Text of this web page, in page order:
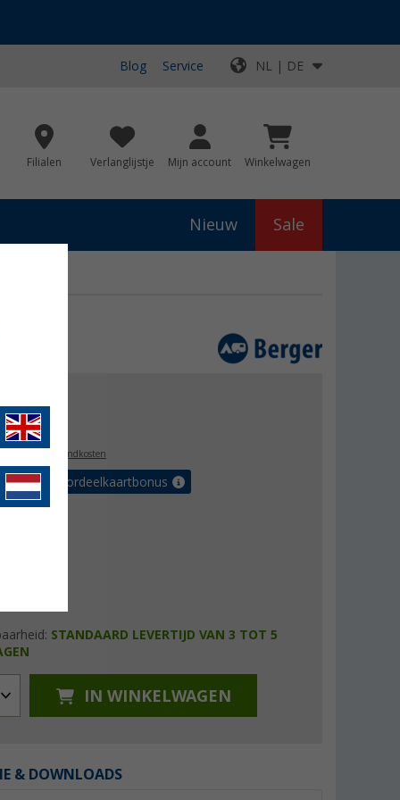
Blog Service NL | DE
Filialen Verlanglijstje Mijn account Winkelwagen
Nieuw Sale
plus verzendkosten
tot 5% voordeelkaartbonus
STANDAARD LEVERTIJD VAN 3 TOT 5
IN WINKELWAGEN
& DOWNLOADS